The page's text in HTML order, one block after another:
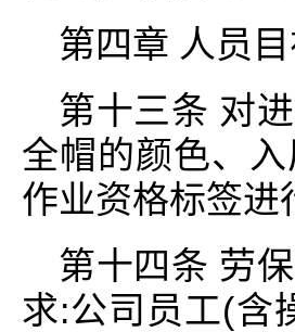
第四章 人员
第十三条 对
全帽的颜色、
作业资格标签进
第十四条 劳
求:公司员工(含